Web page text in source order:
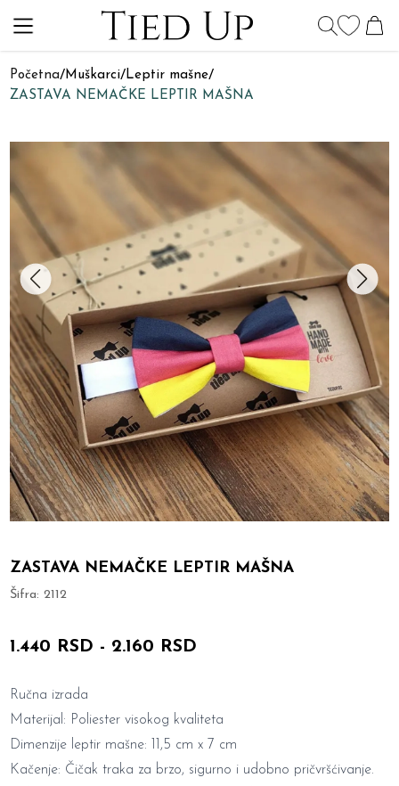
Početna/Muškarci/Leptir mašne/
ZASTAVA NEMAČKE LEPTIR MAŠNA
ZASTAVA NEMAČKE LEPTIR MAŠNA
Šifra:2112
1.440 RSD - 2.160 RSD
Ručna izrada
Materijal: Poliester visokog kvaliteta
Dimenzije leptir mašne: 11,5 cm x 7 cm
Kačenje: Čičak traka za brzo, sigurno i udobno pričvršćivanje.